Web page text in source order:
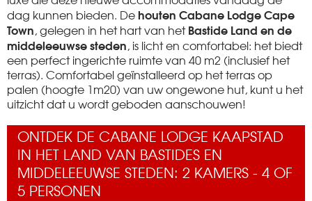
dag kunnen bieden. Dehouten Cabane Lodge Cape
Town, gelegen in het hart van hetBastide Land en de
middeleeuwse steden, is licht en comfortabel: het biedt
een perfect ingerichte ruimte van 40 m2 (inclusief het
terras). Comfortabel geïnstalleerd op het terras op
palen (hoogte 1m20) van uw ongewone hut, kunt u het
uitzicht dat u wordt geboden aanschouwen!
ONTDEK DE CABANE LODGE KAAPSTAD
IN HET LAND VAN BASTIDES EN
MIDDELEEUWSE STEDEN: 2 KAMERS - 4 OF
5 PERSONEN